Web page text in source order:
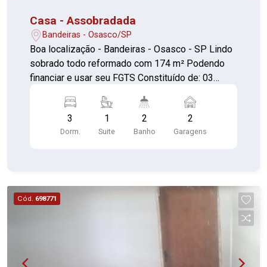
Casa - Assobradada
Bandeiras - Osasco/SP
Boa localização - Bandeiras - Osasco - SP Lindo
sobrado todo reformado com 174 m² Podendo
financiar e usar seu FGTS Constituído de: 03
dormitórios com piso laminado, bonita sala ampla
e com piso porcelanato, cozinha com armários e
piso porcelanato, área de serviço, 02 banheiros e
conhecer...!!!
3
Dorm.
1
Suite
2
Banho
2
Garagens
Cód. 698771